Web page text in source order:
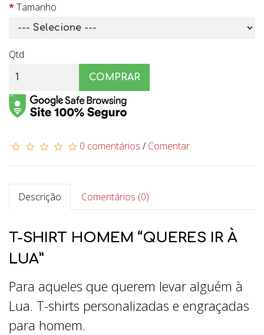
Tamanho
Qtd
COMPRAR
0 comentários /Comentar
Descrição Comentários (0)
T-SHIRT HOMEM “QUERES IR À
LUA”
Para aqueles que querem levar alguém à
Lua. T-shirts personalizadas e engraçadas
para homem.